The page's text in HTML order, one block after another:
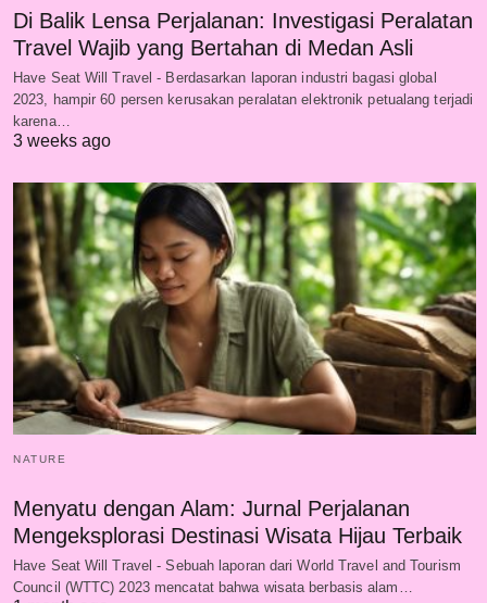
Di Balik Lensa Perjalanan: Investigasi Peralatan
Travel Wajib yang Bertahan di Medan Asli
Have Seat Will Travel - Berdasarkan laporan industri bagasi global
2023, hampir 60 persen kerusakan peralatan elektronik petualang terjadi
karena…
3 weeks ago
NATURE
Menyatu dengan Alam: Jurnal Perjalanan
Mengeksplorasi Destinasi Wisata Hijau Terbaik
Have Seat Will Travel - Sebuah laporan dari World Travel and Tourism
Council (WTTC) 2023 mencatat bahwa wisata berbasis alam…